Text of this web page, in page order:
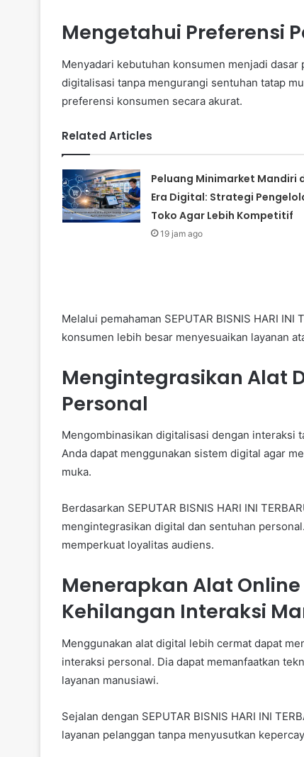
Mengetahui Preferensi
Menyadari kebutuhan konsumen menjadi
digitalisasi tanpa mengurangi sentuhan tatap
preferensi konsumen secara akurat.
Related Articles
Peluang Minimarket Mandiri
Era Digital: Strategi
Toko Agar Lebih Kompetitif
19 jam ago
Melalui pemahaman SEPUTAR BISNIS HARI
konsumen lebih besar menyesuaikan layanan
Mengintegrasikan Alat
Personal
Mengombinasikan digitalisasi dengan interaksi
Anda dapat menggunakan sistem digital agar
muka.
Berdasarkan SEPUTAR BISNIS HARI INI
mengintegrasikan digital dan sentuhan
memperkuat loyalitas audiens.
Menerapkan Alat
Kehilangan Interaksi
Menggunakan alat digital lebih cermat dapat
interaksi personal. Dia dapat memanfaatkan
layanan manusiawi.
Sejalan dengan SEPUTAR BISNIS HARI INI
layanan pelanggan tanpa menyusutkan